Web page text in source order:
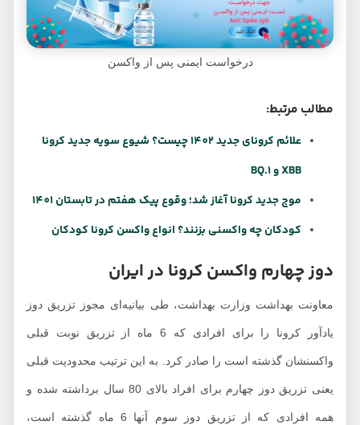
درخواست ایمنی پس از واکسن
مطالب مرتبط:
علائم کرونای جدید 1402 چیست؟ شیوع سویه جدید کرونا
موج جدید کرونا آغاز شد؛ وقوع پیک هفتم در تابستان 1401
کودکان چه واکسنی بزنند؟ انواع واکسن کرونا کودکان
دوز چهارم واکسن کرونا در ایران
معاونت بهداشت وزارت بهداشت، طی بیانیه‌ای مجوز تزریق دوز
یادآور کرونا را برای افرادی که 6 ماه از تزریق نوبت قبلی
واکسنشان گذشته است را صادر کرد. به این ترتیب محدودیت قبلی
یعنی تزریق دوز چهارم برای افراد بالای 80 سال برداشته شده و
همه افرادی که از تزریق دوز سوم آنها 6 ماه گذشته است،